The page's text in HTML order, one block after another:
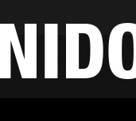
SOLUCIONES
BACKSTAGE